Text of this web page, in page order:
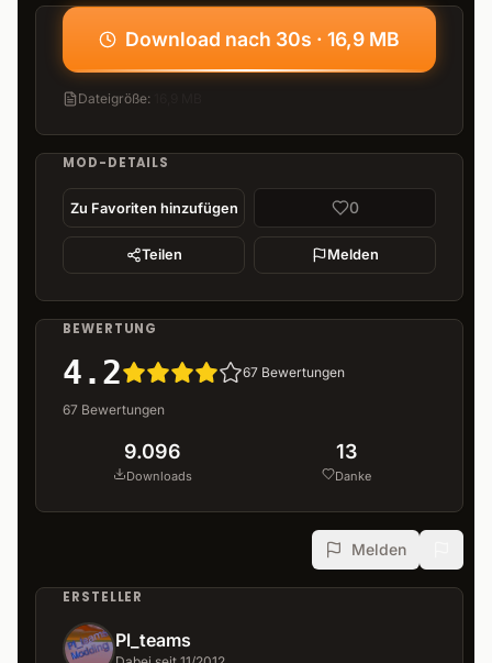
Download nach 30s · 16,9 MB
Dateigröße:
MOD-DETAILS
Zu Favoriten hinzufügen 0
Teilen Melden
BEWERTUNG
4.2 67 Bewertungen
67 Bewertungen
9.096
Downloads
13
Danke
Melden
ERSTELLER
Pl_teams